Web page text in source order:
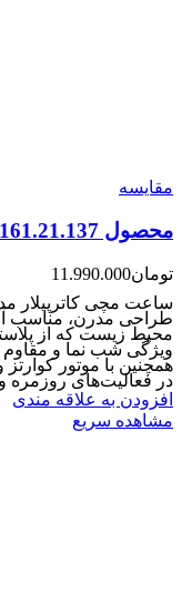
مقایسه
محصول LQ.161.21.137
تومان11.990.000
طراحی مدرن، مناسب
همچنین با موتور
در فعالیت‌های روزمره
افزودن به علاقه مندی
مشاهده سریع